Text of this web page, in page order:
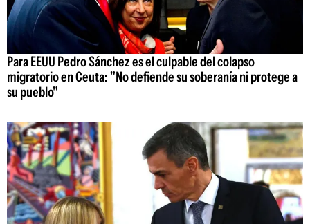
Para EEUU Pedro Sánchez es el culpable del colapso
migratorio en Ceuta: "No defiende su soberanía ni protege a
su pueblo"